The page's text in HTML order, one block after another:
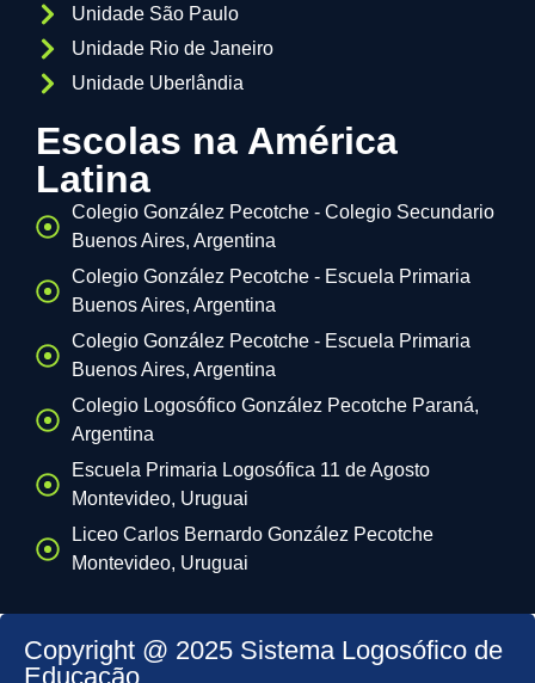
Unidade São Paulo
Unidade Rio de Janeiro
Unidade Uberlândia
Escolas na América
Latina
Colegio González Pecotche - Colegio Secundario
Buenos Aires, Argentina
Colegio González Pecotche - Escuela Primaria
Buenos Aires, Argentina
Colegio González Pecotche - Escuela Primaria
Buenos Aires, Argentina
Colegio Logosófico González Pecotche Paraná,
Argentina
Escuela Primaria Logosófica 11 de Agosto
Montevideo, Uruguai
Liceo Carlos Bernardo González Pecotche
Montevideo, Uruguai
Copyright @ 2025 Sistema Logosófico de
Educação